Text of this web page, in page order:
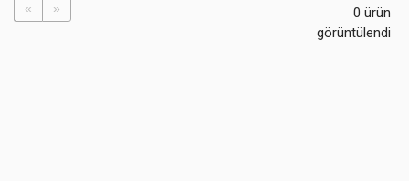
« »
0 ürün
görüntülendi